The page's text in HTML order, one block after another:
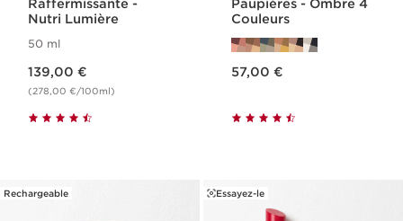
Raffermissante -
Nutri Lumière
50 ml
139,00 €
(278,00 €/100ml)
Paupières - Ombre 4
Couleurs
57,00 €
Rechargeable Essayez-le